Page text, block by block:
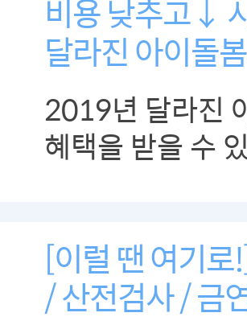
비용 낮추고↓
달라진 아이돌
2019년 달라진
혜택을 받을 수
[이럴 땐 여기
/ 산전검사 / 금